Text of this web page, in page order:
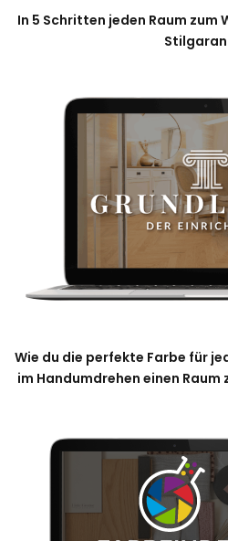
In 5 Schritten jeden Raum
Wie du die perfekte Farbe für
im Handumdrehen einen